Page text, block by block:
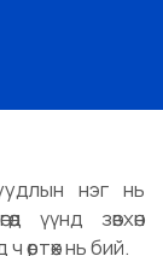
нэг нь
үүнд зөвхөн
өртөх нь бий.